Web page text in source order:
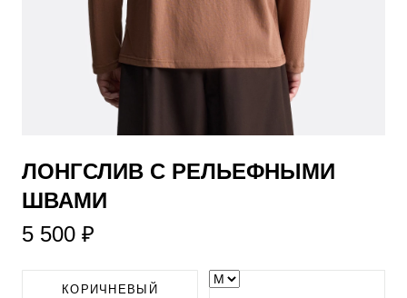
ЛОНГСЛИВ С РЕЛЬЕФНЫМИ
ШВАМИ
5 500 ₽
КОРИЧНЕВЫЙ